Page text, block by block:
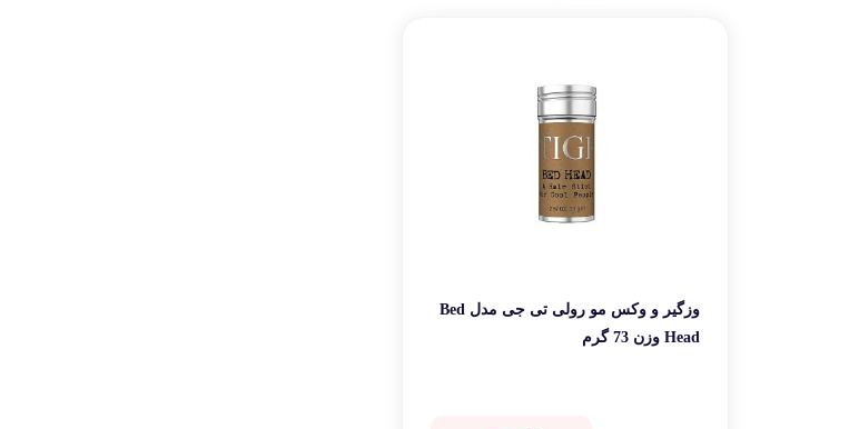
وزگیر و وکس مو رولی تی جی مدل Bed
Head وزن 73 گرم